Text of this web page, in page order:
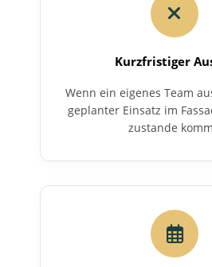
Kurzfristiger
Wenn ein eigenes Team
geplanter Einsatz im
zustande